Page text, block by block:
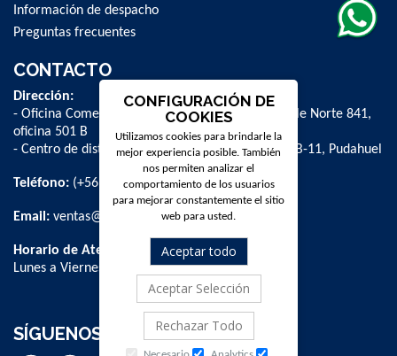
Información de despacho
Preguntas frecuentes
CONTACTO
Dirección:
- Oficina Comercial y administrativa: Avenida Valle Norte 841,
oficina 501 B
- Centro de distribución: La Farfana 500, bodega B-11, Pudahuel
Teléfono: (+56 2) 2 584 8900
Email: ventas@dpschile.cl
Horario de Atención:
Lunes a Viernes / 09:00 a 16:00 hrs
SÍGUENOS
CONFIGURACIÓN DE
COOKIES
Utilizamos cookies para brindarle la
mejor experiencia posible. También
nos permiten analizar el
comportamiento de los usuarios
para mejorar constantemente el sitio
web para usted.
Aceptar todo
Aceptar Selección
Rechazar Todo